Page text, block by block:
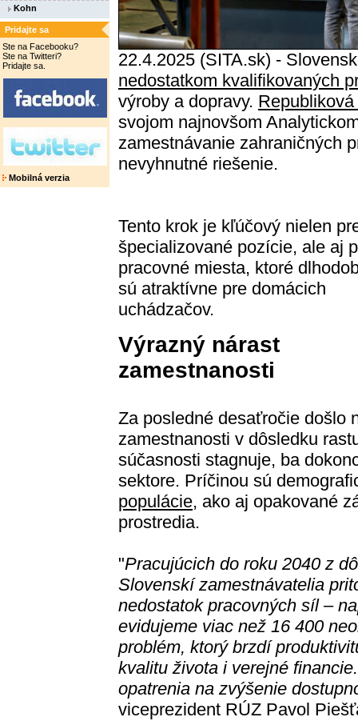
Kohn
Pridajte sa
Ste na Facebooku?
Ste na Twitteri?
Pridajte sa.
Mobilná verzia
22.4.2025 (SITA.sk) -
nedostatkom kvalifikovaných
výroby a dopravy.
svojom najnovšom
zamestnávanie zahraničných
nevyhnutné riešenie.
Tento krok je kľúčový nielen
špecializované pozície, ale aj
pracovné miesta, ktoré
sú atraktívne pre domácich
uchádzačov.
Výrazný nárast
zamestnanosti
Za posledné desaťročie došlo
zamestnanosti v dôsledku
súčasnosti stagnuje, ba
sektore. Príčinou sú
populácie, ako aj opakované
prostredia.
"Pracujúcich do roku 2040 z
Slovenskí zamestnávatelia
nedostatok pracovných síl –
evidujeme viac než 16 400
problém, ktorý brzdí
kvalitu života i verejné
opatrenia na zvýšenie
viceprezident RÚZ Pavol